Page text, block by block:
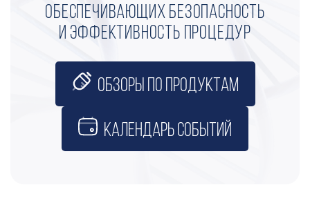
обеспечивающих безопасность
и эффективность процедур
Обзоры по продуктам
Календарь событий